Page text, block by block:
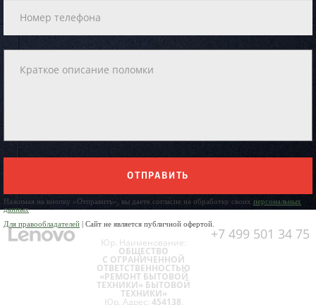
ОТПРАВИТЬ
Нажимая на кнопку «Отправить», вы даете согласие на обработку своих персональных
данных
Для правообладателей | Сайт не является публичной офертой.
+7 499 501 34 75
Юр. Наименование:
ОБЩЕСТВО
С ОГРАНИЧЕННОЙ
ОТВЕТСТВЕННОСТЬЮ
«РЕМОНТ БЫТОВОЙ
ТЕХНИКИ» БЫТОВОЙ
ТЕХНИКИ»
Юр. Адрес: 454138,